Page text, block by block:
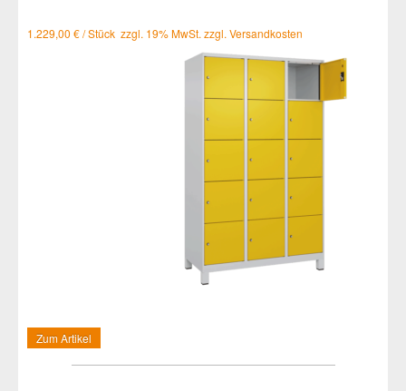
1.229,00 € / Stück zzgl. 19% MwSt. zzgl. Versandkosten
Zum Artikel